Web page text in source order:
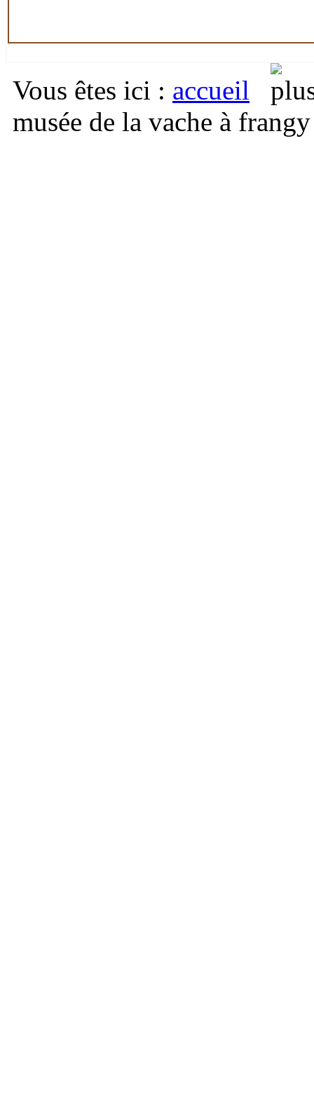
Vous êtes ici : accueil
musée de la vache à frangy